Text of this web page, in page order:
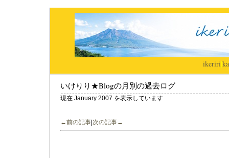
ikeriri|
いけりり★Blogの月別の過去ログ
現在 January 2007 を表示しています
←前の記事 次の記事→